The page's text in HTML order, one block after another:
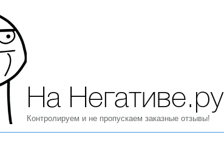
На Негативе.ру
Контролируем и не пропускаем заказные отзывы!